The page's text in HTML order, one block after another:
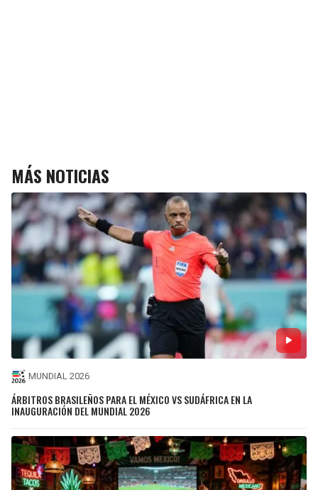
MÁS NOTICIAS
MUNDIAL 2026
ÁRBITROS BRASILEÑOS PARA EL MÉXICO VS SUDÁFRICA EN LA
INAUGURACIÓN DEL MUNDIAL 2026